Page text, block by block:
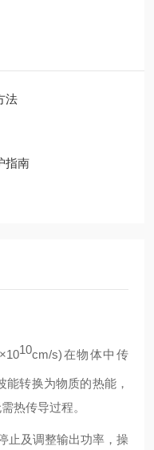
法
指南
1010cm/s)在物体中传
能转换为物质的热能，
热传导过程。
止及调整输出功率，操